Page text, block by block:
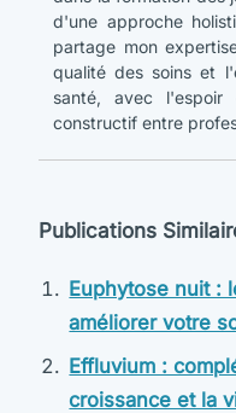
d'une approche
partage mon
qualité des soins et
santé, avec
constructif entre
Publications
Euphytose nuit :
améliorer votre
Effluvium :
croissance et la